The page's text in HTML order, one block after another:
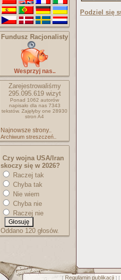
Fundusz Racjonalisty
Wesprzyj nas..
Zarejestrowaliśmy
295.095.619wizyt
Ponad 1062 autorów
napisało dla nas 7343
tekstów. Zajęłyby one 28930
stron A4
Najnowsze strony..
Archiwum streszczeń..
Czy wojna USA/Iran
skoczy się w 2026?
Raczej tak
Chyba tak
Nie wiem
Chyba nie
Raczej nie
Oddano 120 głosów.
Podziel się
[ Regulamin publikacji] [